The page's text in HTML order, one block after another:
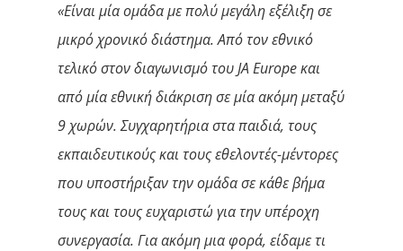
«Είναι μία ομάδα με πολύ μεγάλη εξέλιξη σε
μικρό χρονικό διάστημα. Από τον εθνικό
τελικό στον διαγωνισμό τουJAEuropeκαι
από μία εθνική διάκριση σε μία ακόμη μεταξύ
9 χωρών. Συγχαρητήρια στα παιδιά, τους
εκπαιδευτικούς και τους εθελοντές-μέντορες
που υποστήριξαν την ομάδα σε κάθε βήμα
τους και τους ευχαριστώ για την υπέροχη
συνεργασία. Για ακόμη μια φορά, είδαμε τι